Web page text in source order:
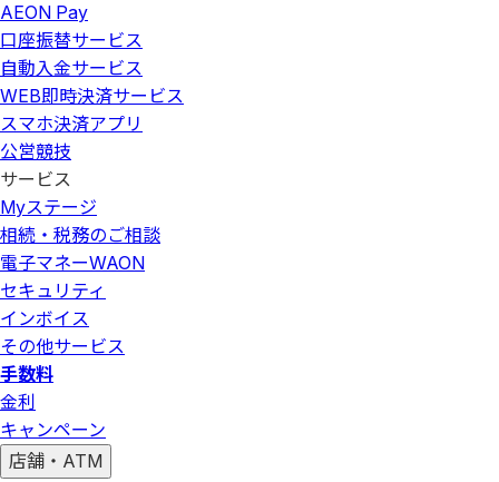
AEON Pay
口座振替サービス
自動入金サービス
WEB即時決済サービス
スマホ決済アプリ
公営競技
サービス
Myステージ
相続・税務のご相談
電子マネーWAON
セキュリティ
インボイス
その他サービス
手数料
金利
キャンペーン
店舗・ATM